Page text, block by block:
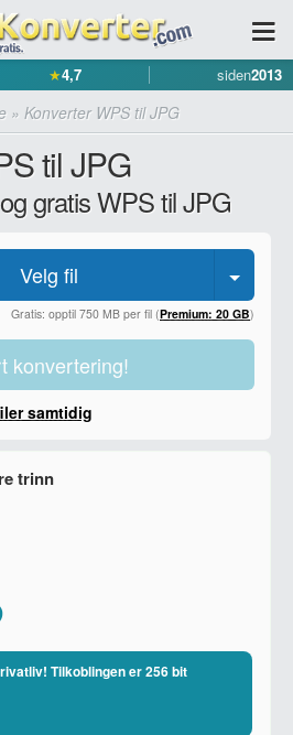
★4,7 siden2013
» Konverter WPS til JPG
til JPG
gratis WPS til JPG
Velg fil
Gratis: opptil 750 MB per fil (Premium: 20 GB)
konvertering!
samtidig
trinn
Tilkoblingen er 256 bit